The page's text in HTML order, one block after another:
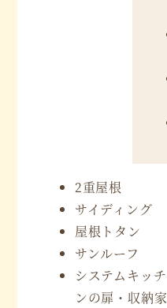
2重屋根
サイディング
屋根トタン
サンルーフ
システムキッチ
ンの扉・収納家